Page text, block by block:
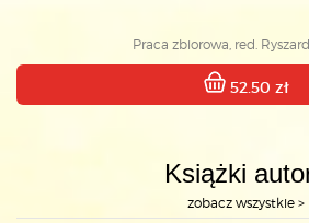
Praca zbiorowa, red.
52.50 zł
Książki
zobacz wszystkie >